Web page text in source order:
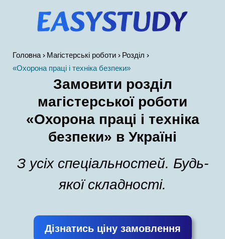
Замовити розділ
магістерської роботи
«Охорона праці і техніка
безпеки» в Україні
З усіх спеціальностей. Будь-
якої складності.
Дізнатись ціну замовлення
Головна Магістерські роботи
Розділ
«Охорона праці і техніка безпеки»